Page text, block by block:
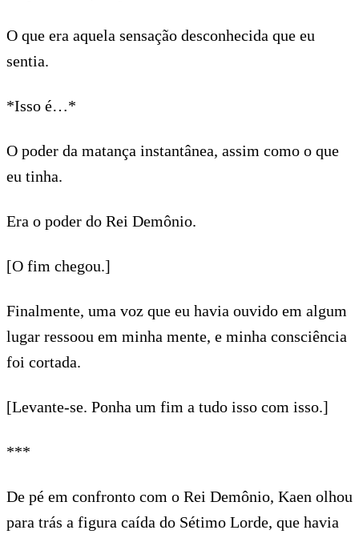
O que era aquela sensação desconhecida que eu
sentia.
*Isso é…*
O poder da matança instantânea, assim como o que
eu tinha.
Era o poder do Rei Demônio.
[O fim chegou.]
Finalmente, uma voz que eu havia ouvido em algum
lugar ressoou em minha mente, e minha consciência
foi cortada.
[Levante-se. Ponha um fim a tudo isso com isso.]
***
De pé em confronto com o Rei Demônio, Kaen olhou
para trás a figura caída do Sétimo Lorde, que havia